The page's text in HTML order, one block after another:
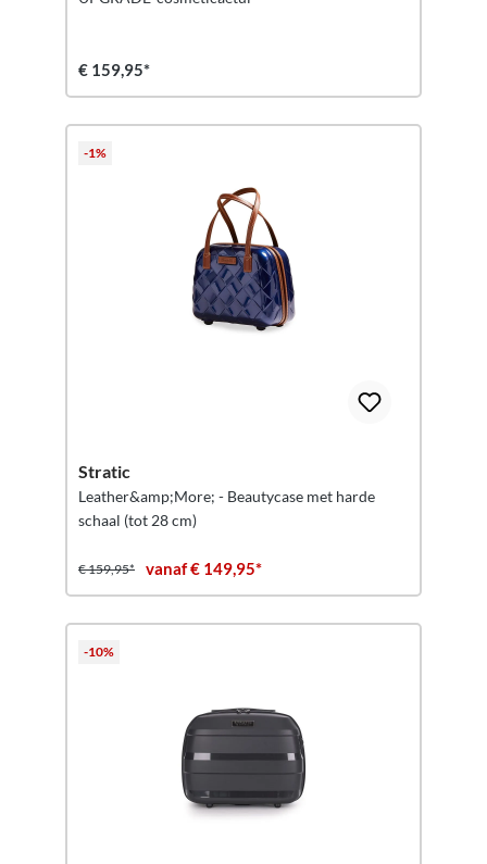
€ 159,95*
-1%
Stratic
Leather&amp;More; - Beautycase met harde
schaal (tot 28 cm)
€ 159,95* vanaf € 149,95*
-10%